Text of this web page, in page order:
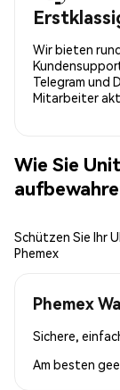
Wir bieten
Telegram und
Mitarbeiter
Wie Sie
Schützen Sie Ihr
Phemex
Phemex
Sichere,
Am besten